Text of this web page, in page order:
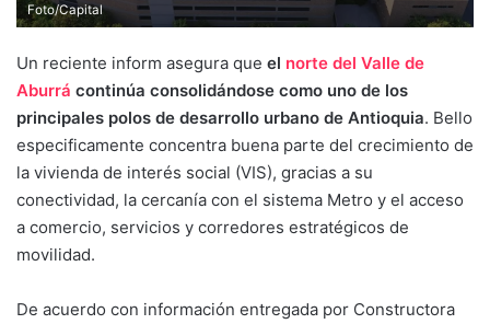
Foto/Capital
Un reciente inform asegura que el norte del Valle de
Aburrá continúa consolidándose como uno de los
principales polos de desarrollo urbano de Antioquia. Bello
especificamente concentra buena parte del crecimiento de
la vivienda de interés social (VIS), gracias a su
conectividad, la cercanía con el sistema Metro y el acceso
a comercio, servicios y corredores estratégicos de
movilidad.
De acuerdo con información entregada por Constructora